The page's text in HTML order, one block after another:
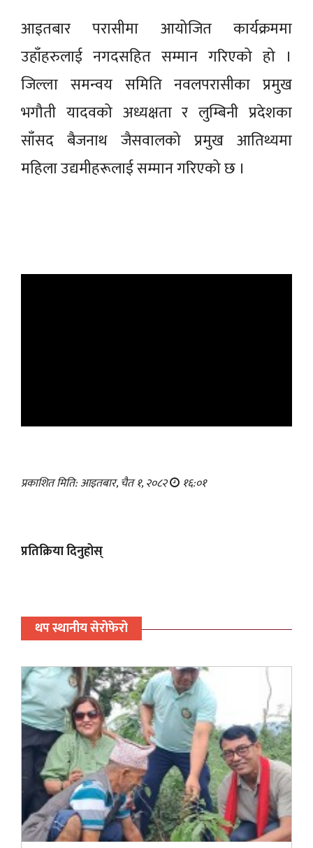
आइतबार परासीमा आयोजित कार्यक्रममा
उहाँहरुलाई नगदसहित सम्मान गरिएको हो ।
जिल्ला समन्वय समिति नवलपरासीका प्रमुख
भगौती यादवको अध्यक्षता र लुम्बिनी प्रदेशका
साँसद बैजनाथ जैसवालको प्रमुख आतिथ्यमा
महिला उद्यमीहरूलाई सम्मान गरिएको छ ।
प्रकाशित मिति: आइतबार, चैत १, २०८२ १६:०१
प्रतिक्रिया दिनुहोस्
थप स्थानीय सेरोफेरो